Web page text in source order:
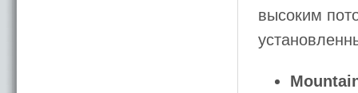
высоким